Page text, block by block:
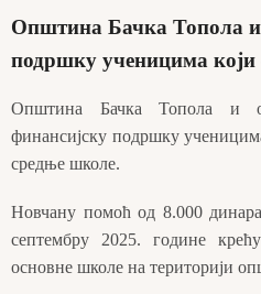
Општина Бачка Топола и
подршку ученицима који
Општина Бачка Топола и
финансијску подршку
средње школе.
Новчану помоћ од 8.000
септембру 2025. године
основне школе на територији